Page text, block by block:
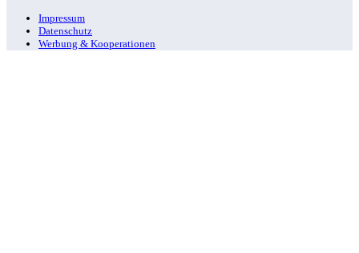
Impressum
Datenschutz
Werbung & Kooperationen